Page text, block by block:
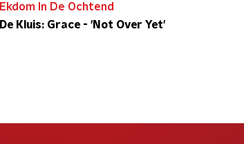
Ekdom In De Ochtend
De Kluis: Grace - 'Not Over Yet'